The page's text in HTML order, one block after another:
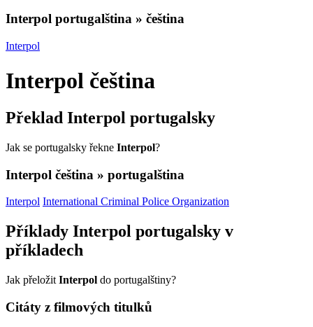
Interpol portugalština » čeština
Interpol
Interpol čeština
Překlad Interpol portugalsky
Jak se portugalsky řekne Interpol?
Interpol čeština » portugalština
Interpol International Criminal Police Organization
Příklady Interpol portugalsky v
příkladech
Jak přeložit Interpol do portugalštiny?
Citáty z filmových titulků